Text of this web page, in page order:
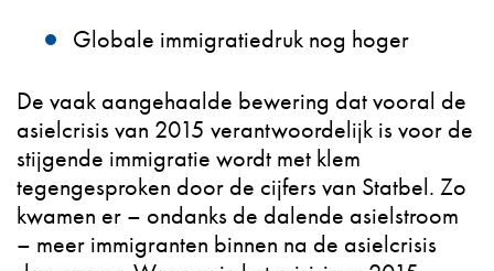
Globale immigratiedruk nog hoger
De vaak aangehaalde bewering dat vooral de
asielcrisis van 2015 verantwoordelijk is voor de
stijgende immigratie wordt met klem
tegengesproken door de cijfers van Statbel. Zo
kwamen er – ondanks de dalende asielstroom
– meer immigranten binnen na de asielcrisis